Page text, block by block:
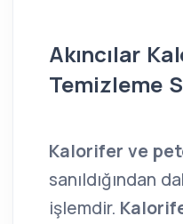
Akıncılar
Temizleme
Kalorifer ve
sanıldığından
işlemdir.